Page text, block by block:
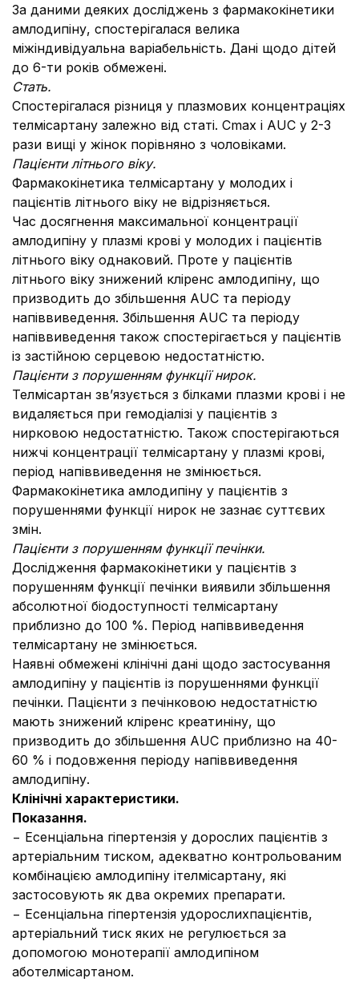
За даними деяких досліджень з фармакокінетики
амлодипіну, спостерігалася велика
міжіндивідуальна варіабельність. Дані щодо дітей
до 6-ти років обмежені.
Стать.
Спостерігалася різниця у плазмових концентраціях
телмісартану залежно від статі. Сmax і AUC у 2-3
рази вищі у жінок порівняно з чоловіками.
Пацієнти літнього віку.
Фармакокінетика телмісартану у молодих і
пацієнтів літнього віку не відрізняється.
Час досягнення максимальної концентрації
амлодипіну у плазмі крові у молодих і пацієнтів
літнього віку однаковий. Проте у пацієнтів
літнього віку знижений кліренс амлодипіну, що
призводить до збільшення AUC та періоду
напіввиведення. Збільшення AUC та періоду
напіввиведення також спостерігається у пацієнтів
із застійною серцевою недостатністю.
Пацієнти з порушенням функції нирок.
Телмісартан зв’язується з білками плазми крові і не
видаляється при гемодіалізі у пацієнтів з
нирковою недостатністю. Також спостерігаються
нижчі концентрації телмісартану у плазмі крові,
період напіввиведення не змінюється.
Фармакокінетика амлодипіну у пацієнтів з
порушеннями функції нирок не зазнає суттєвих
змін.
Пацієнти з порушенням функції печінки.
Дослідження фармакокінетики у пацієнтів з
порушенням функції печінки виявили збільшення
абсолютної біодоступності телмісартану
приблизно до 100 %. Період напіввиведення
телмісартану не змінюється.
Наявні обмежені клінічні дані щодо застосування
амлодипіну у пацієнтів із порушеннями функції
печінки. Пацієнти з печінковою недостатністю
мають знижений кліренс креатиніну, що
призводить до збільшення AUC приблизно на 40-
60 % і подовження періоду напіввиведення
амлодипіну.
Клінічні характеристики.
Показання.
− Есенціальна гіпертензія у дорослих пацієнтів з
артеріальним тиском, адекватно контрольованим
комбінацією амлодипіну ітелмісартану, які
застосовують як два окремих препарати.
− Есенціальна гіпертензія удорослихпацієнтів,
артеріальний тиск яких не регулюється за
допомогою монотерапії амлодипіном
аботелмісартаном.